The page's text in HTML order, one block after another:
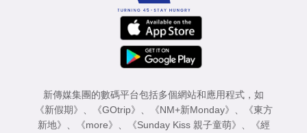
新傳媒集團的數碼平台包括多個網站和應用程式，如
《新假期》
《GOtrip》 《NM+新Monday》
《東方
新地》
《more》 《Sunday Kiss 親子童萌》
《經